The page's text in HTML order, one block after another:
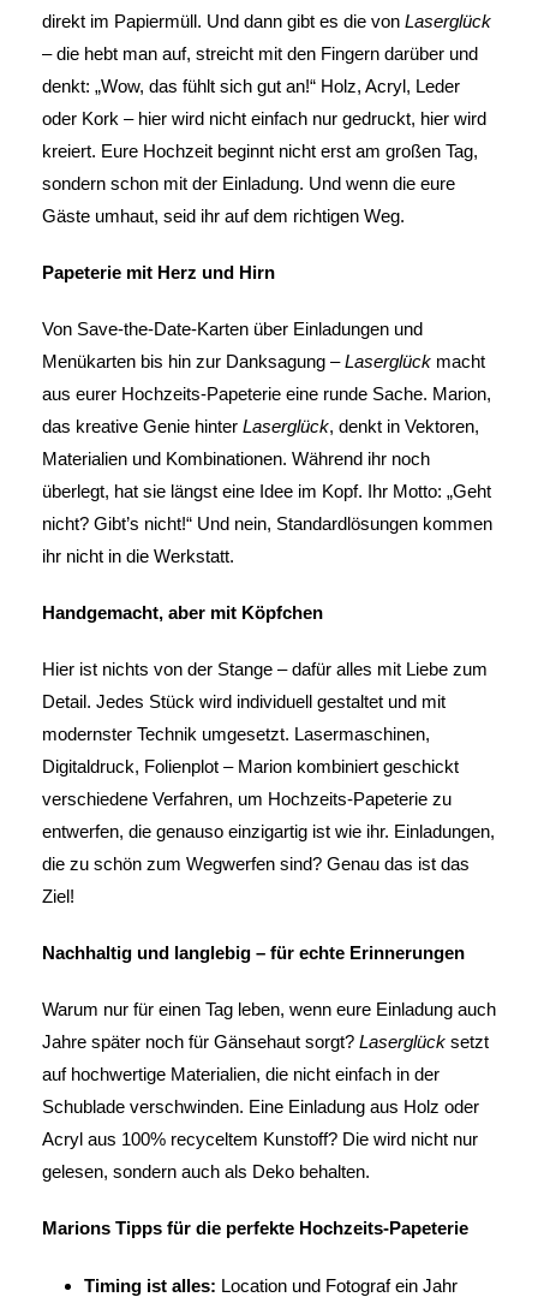
direkt im Papiermüll. Und dann gibt es die von Laserglück
– die hebt man auf, streicht mit den Fingern darüber und
denkt: „Wow, das fühlt sich gut an!“ Holz, Acryl, Leder
oder Kork – hier wird nicht einfach nur gedruckt, hier wird
kreiert. Eure Hochzeit beginnt nicht erst am großen Tag,
sondern schon mit der Einladung. Und wenn die eure
Gäste umhaut, seid ihr auf dem richtigen Weg.
Papeterie mit Herz und Hirn
Von Save-the-Date-Karten über Einladungen und
Menükarten bis hin zur Danksagung –Laserglück macht
aus eurer Hochzeits-Papeterie eine runde Sache. Marion,
das kreative Genie hinter Laserglück, denkt in Vektoren,
Materialien und Kombinationen. Während ihr noch
überlegt, hat sie längst eine Idee im Kopf. Ihr Motto: „Geht
nicht? Gibt’s nicht!“ Und nein, Standardlösungen kommen
ihr nicht in die Werkstatt.
Handgemacht, aber mit Köpfchen
Hier ist nichts von der Stange – dafür alles mit Liebe zum
Detail. Jedes Stück wird individuell gestaltet und mit
modernster Technik umgesetzt. Lasermaschinen,
Digitaldruck, Folienplot – Marion kombiniert geschickt
verschiedene Verfahren, um Hochzeits-Papeterie zu
entwerfen, die genauso einzigartig ist wie ihr. Einladungen,
die zu schön zum Wegwerfen sind? Genau das ist das
Ziel!
Nachhaltig und langlebig – für echte Erinnerungen
Warum nur für einen Tag leben, wenn eure Einladung auch
Jahre später noch für Gänsehaut sorgt? Laserglück setzt
auf hochwertige Materialien, die nicht einfach in der
Schublade verschwinden. Eine Einladung aus Holz oder
Acryl aus 100% recyceltem Kunstoff? Die wird nicht nur
gelesen, sondern auch als Deko behalten.
Marions Tipps für die perfekte Hochzeits-Papeterie
Timing ist alles: Location und Fotograf ein Jahr